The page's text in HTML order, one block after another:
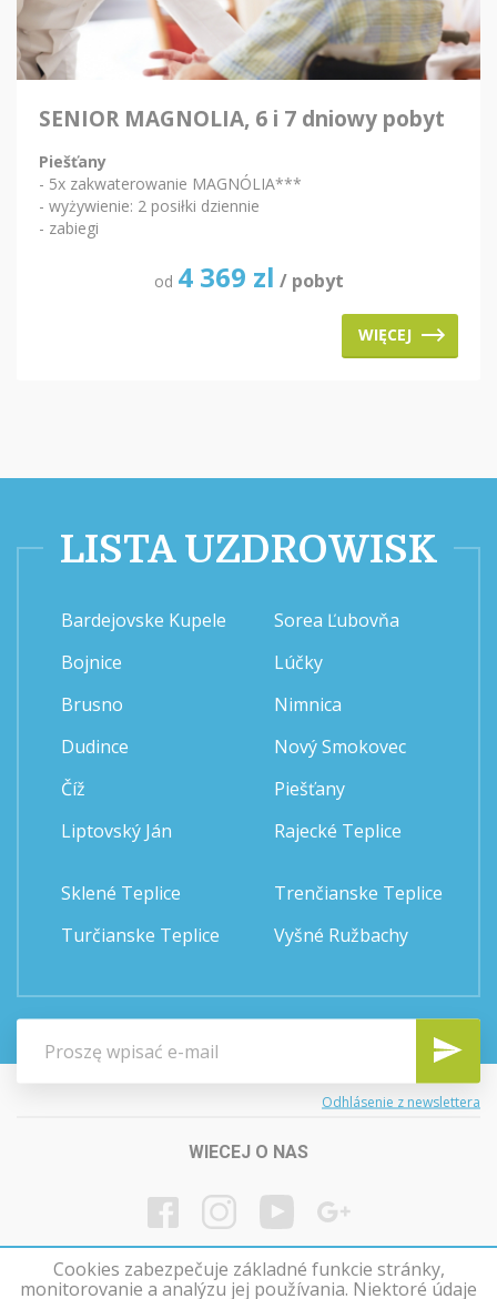
SENIOR MAGNOLIA, 6 i 7 dniowy pobyt
Piešťany
- 5x zakwaterowanie MAGNÓLIA***
- wyżywienie: 2 posiłki dziennie
- zabiegi
od 4 369 zl / pobyt
WIĘCEJ
LISTA UZDROWISK
Bardejovske Kupele
Bojnice
Brusno
Dudince
Číž
Liptovský Ján
Sorea Ľubovňa
Lúčky
Nimnica
Nový Smokovec
Piešťany
Rajecké Teplice
Sklené Teplice
Turčianske Teplice
Trenčianske Teplice
Vyšné Ružbachy
Odhlásenie z newslettera
WIECEJ O NAS
Cookies zabezpečuje základné funkcie stránky,
monitorovanie a analýzu jej používania. Niektoré údaje